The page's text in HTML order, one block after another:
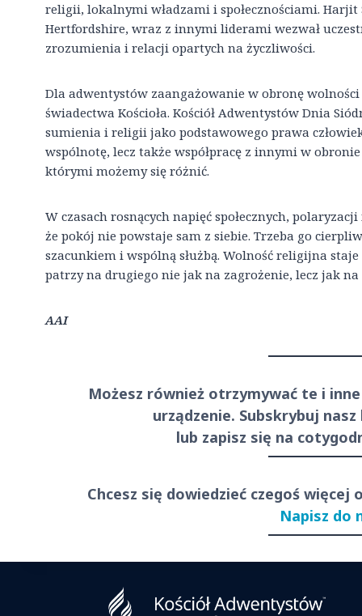
religii, lokalnymi władzami i społecznościami.
Hertfordshire, wraz z innymi liderami wezwał
zrozumienia i relacji opartych na życzliwości.
Dla adwentystów zaangażowanie w obronę
świadectwa Kościoła. Kościół Adwentystów Dnia
sumienia i religii jako podstawowego prawa
wspólnotę, lecz także współpracę z innymi w
którymi możemy się różnić.
W czasach rosnących napięć społecznych,
że pokój nie powstaje sam z siebie. Trzeba go
szacunkiem i wspólną służbą. Wolność religijna
patrzy na drugiego nie jak na zagrożenie, lecz jak
AAI
Możesz również otrzymywać te i
urządzenie. Subskrybuj nasz
lub zapisz się na
Chcesz się dowiedzieć czegoś więcej
Napisz do